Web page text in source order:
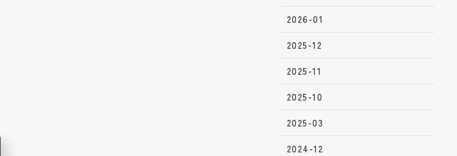
2026-01
2025-12
2025-11
2025-10
2025-03
2024-12